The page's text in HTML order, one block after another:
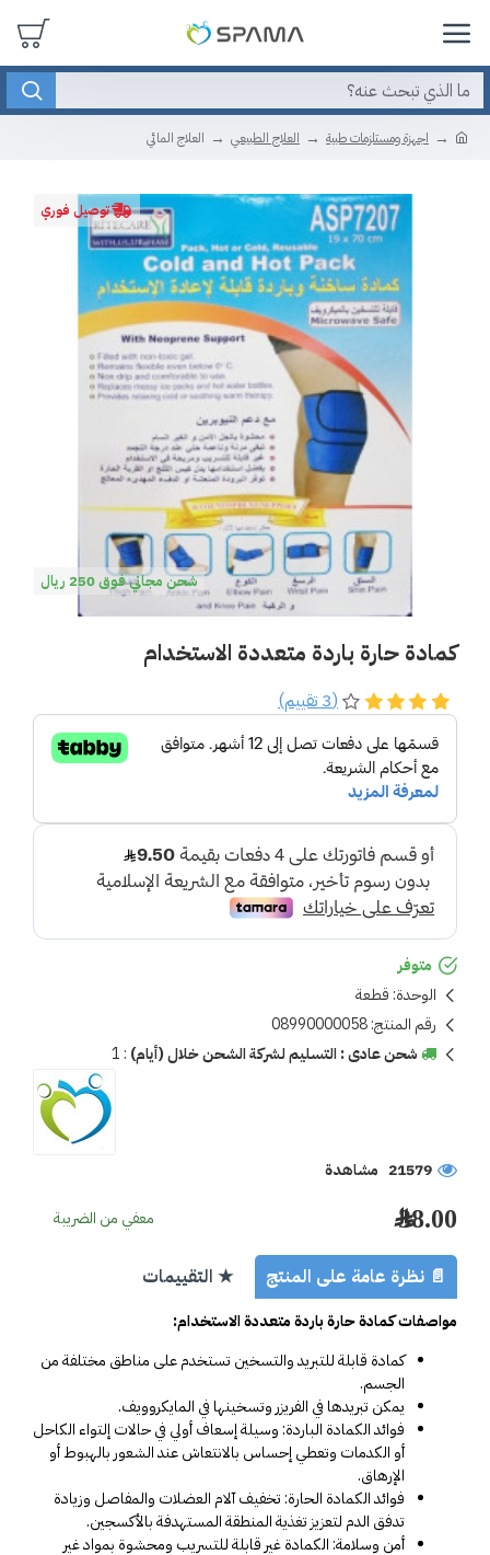
اجهزة ومستلزمات طبية العلاج الطبيعي العلاج المائي
توصيل فوري
شحن مجاني فوق 250 ريال
كمادة حارة باردة متعددة الاستخدام
متوفر
الوحدة: قطعة
رقم المنتج:08990000058
شحن عادى : التسليم لشركة الشحن خلال (أيام) :
1
21579 مشاهدة
(3 تقييم)
38.00 ﷼ معفي من الضريبة
📄 نظرة عامة على المنتج ★ التقييمات
مواصفات كمادة حارة باردة متعددة الاستخدام:
الجسم.
يمكن تبريدها في الفريزر وتسخينها في المايكروويف.
الإرهاق.
تدفق الدم لتعزيز تغذية المنطقة المستهدفة بالأكسجين.